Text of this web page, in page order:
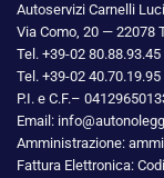
Autoservizi Carnelli
Via Como, 20 — 22078
Tel. +39-02 80.88.93.45
Tel. +39-02 40.70.19.95
P.I. e C.F.–
Email:
Amministrazione:
Fattura Elettronica: